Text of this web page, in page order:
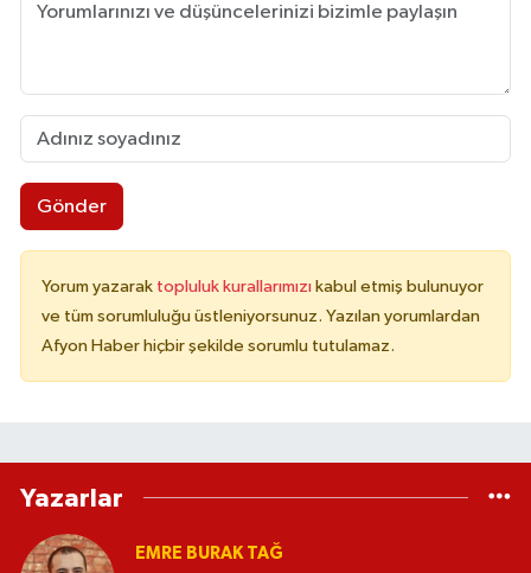
Gönder
Yorum yazarak topluluk kurallarımızı kabul etmiş bulunuyor
ve tüm sorumluluğu üstleniyorsunuz. Yazılan yorumlardan
Afyon Haber hiçbir şekilde sorumlu tutulamaz.
Yazarlar
EMRE BURAK TAĞ